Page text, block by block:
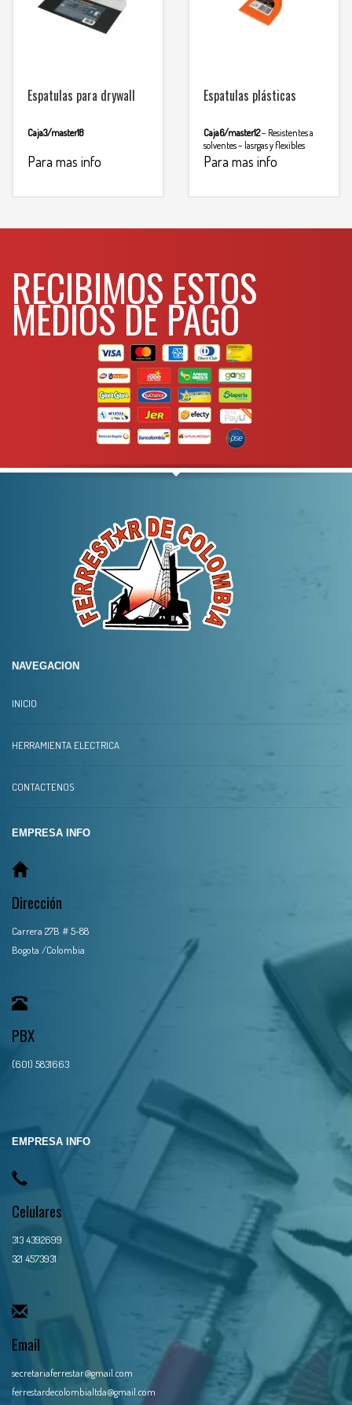
Espatulas para drywall
Caja3/master18
Para mas info
Espatulas plásticas
Caja6/master12– Resistentes a
solventes– lasrgas y flexibles
Para mas info
RECIBIMOS ESTOS
MEDIOS DE PAGO
NAVEGACION
INICIO
HERRAMIENTA ELECTRICA
CONTACTENOS
EMPRESA INFO
Dirección
Carrera 27B # 5-88
Bogota /Colombia
PBX
(601) 5831663
EMPRESA INFO
Celulares
313 4392699
321 4573931
Email
secretariaferrestar@gmail.com
ferrestardecolombialtda@gmail.com